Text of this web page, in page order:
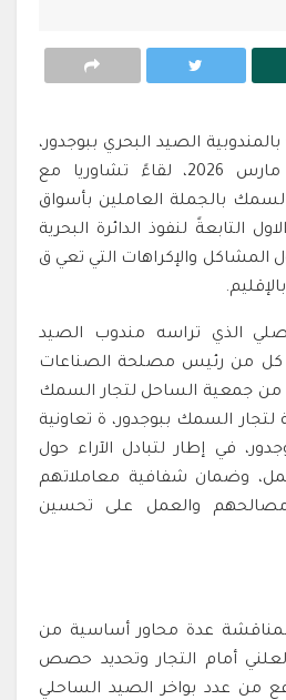
انعقد اليوم 06/03/2026 بالمندوبية الصيد البحري ببوجدور،
صباح يوم الجمعة 6 مارس 2026، لقاءً تشاوريا مع
بالجملة العاملين بأسواق
التابعةً لنفوذ الدائرة البحرية
المشاكل والإكراهات التي تعي ق
الذي تراسه مندوب الصيد
كل من رئيس مصلحة الصناعات
من جمعية الساحل لتجار السمك
السمك ببوجدور، ة تعاونية
في إطار لتبادل الآراء حول
وضمان شفافية معاملاتهم
مصالحهم والعمل على تحسين
عدة محاور أساسية من
أمام التجار وتحديد حصص
من عدد بواخر الصيد الساحلي